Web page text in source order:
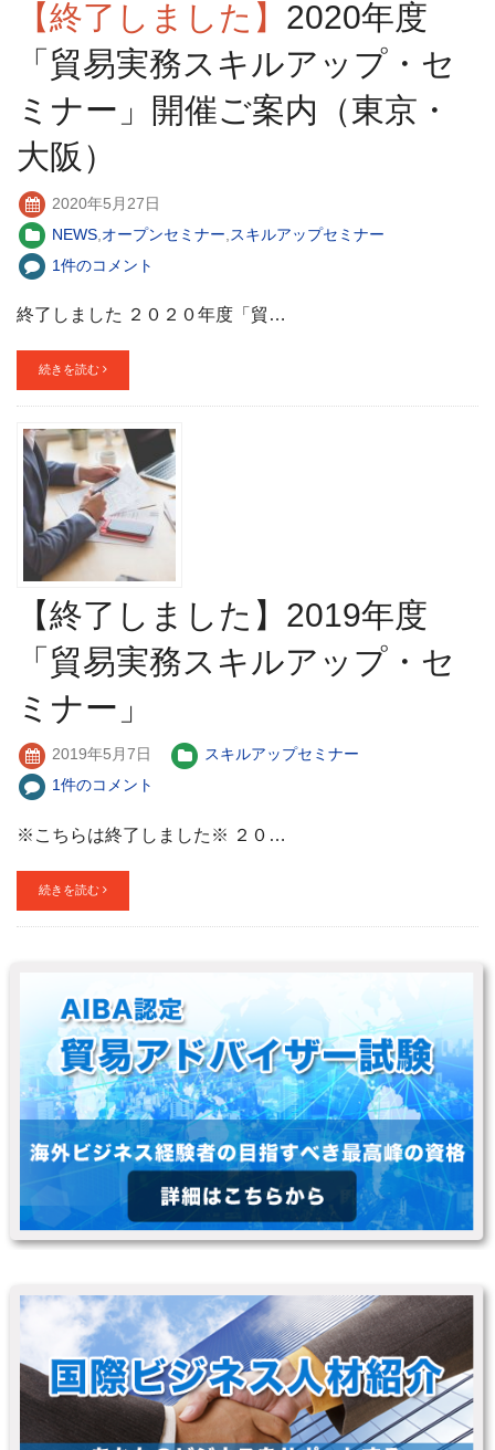
【終了しました】 2020年度
「貿易実務スキルアップ・セ
ミナー」開催ご案内（東京・
大阪）
2020年5月27日
NEWS オープンセミナー スキルアップセミナー
1件のコメント
終了しました ２０２０年度「貿…
続きを読む
【終了しました】2019年度
「貿易実務スキルアップ・セ
ミナー」
2019年5月7日
スキルアップセミナー
1件のコメント
※こちらは終了しました※ ２０…
続きを読む